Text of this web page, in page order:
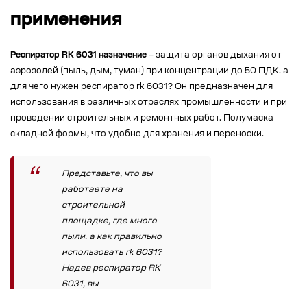
применения
Респиратор RK 6031 назначение – защита органов дыхания от
аэрозолей (пыль, дым, туман) при концентрации до 50 ПДК. а
для чего нужен респиратор rk 6031? Он предназначен для
использования в различных отраслях промышленности и при
проведении строительных и ремонтных работ. Полумаска
складной формы, что удобно для хранения и переноски.
Представьте, что вы
работаете на
строительной
площадке, где много
пыли. а как правильно
использовать rk 6031?
Надев респиратор RK
6031, вы